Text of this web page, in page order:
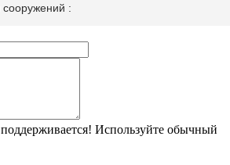
:
Используйте обычный